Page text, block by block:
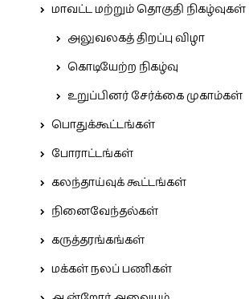
மாவட்ட மற்றும் தொகுதி நிகழ்வுகள்
அலுவலகத் திறப்பு விழா
கொடியேற்ற நிகழ்வு
உறுப்பினர் சேர்க்கை முகாம்கள்
பொதுக்கூட்டங்கள்
போராட்டங்கள்
கலந்தாய்வுக் கூட்டங்கள்
நினைவேந்தல்கள்
கருத்தரங்கங்கள்
மக்கள் நலப் பணிகள்